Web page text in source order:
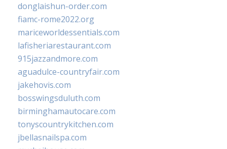
donglaishun-order.com
fiamc-rome2022.org
mariceworldessentials.com
lafisheriarestaurant.com
915jazzandmore.com
aguadulce-countryfair.com
jakehovis.com
bosswingsduluth.com
birminghamautocare.com
tonyscountrykitchen.com
jbellasnailspa.com